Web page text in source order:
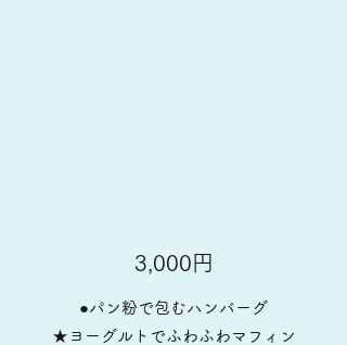
3,000円
●パン粉で包むハンバーグ
★ヨーグルトでふわふわマフィン